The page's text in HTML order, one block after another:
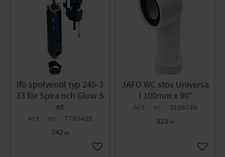
Ifö spolventil typ 245-3
33 för Spira och Glow S
et
7790435
742 KR
Lägg till i favoriter
JAFO WC stos Universa
l 100mm x 90°
3106720
323 KR
Lägg